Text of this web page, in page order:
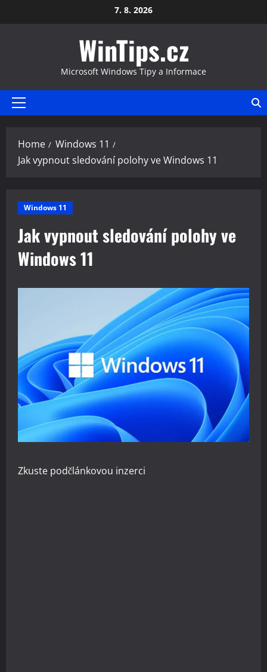
to
7. 8. 2026
WinTips.cz
Microsoft Windows Tipy a Informace
Primary
Home
Windows 11
Jak vypnout sledování polohy ve Windows 11
Windows 11
Jak vypnout sledování polohy ve
Windows 11
Zkuste podčlánkovou inzerci